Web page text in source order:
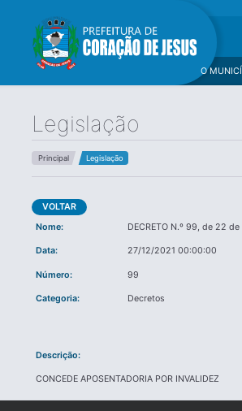
O
Legislação
Principal Legislação
VOLTAR
Nome:
DECRETO N.º 99, de 22
Data: 27/12/2021 00:00:00
Número: 99
Categoria: Decretos
Descrição:
CONCEDE APOSENTADORIA POR INVALIDEZ